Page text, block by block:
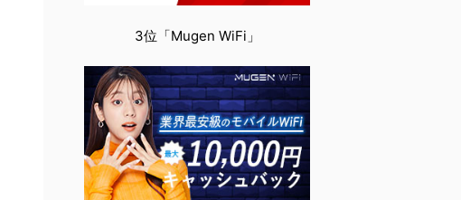
3位「Mugen WiFi」